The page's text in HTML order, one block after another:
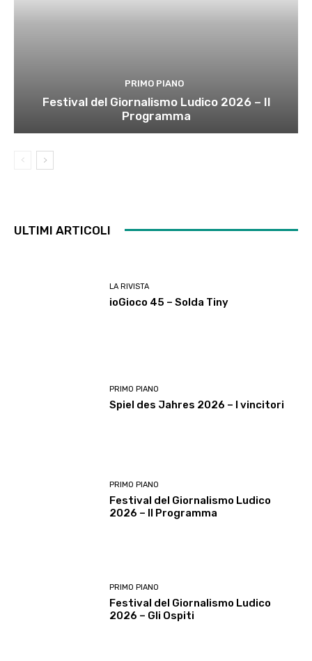
PRIMO PIANO
Festival del Giornalismo Ludico 2026 – Il
Programma
ULTIMI ARTICOLI
LA RIVISTA
ioGioco 45 – Solda Tiny
PRIMO PIANO
Spiel des Jahres 2026 – I vincitori
PRIMO PIANO
Festival del Giornalismo Ludico
2026 – Il Programma
PRIMO PIANO
Festival del Giornalismo Ludico
2026 – Gli Ospiti